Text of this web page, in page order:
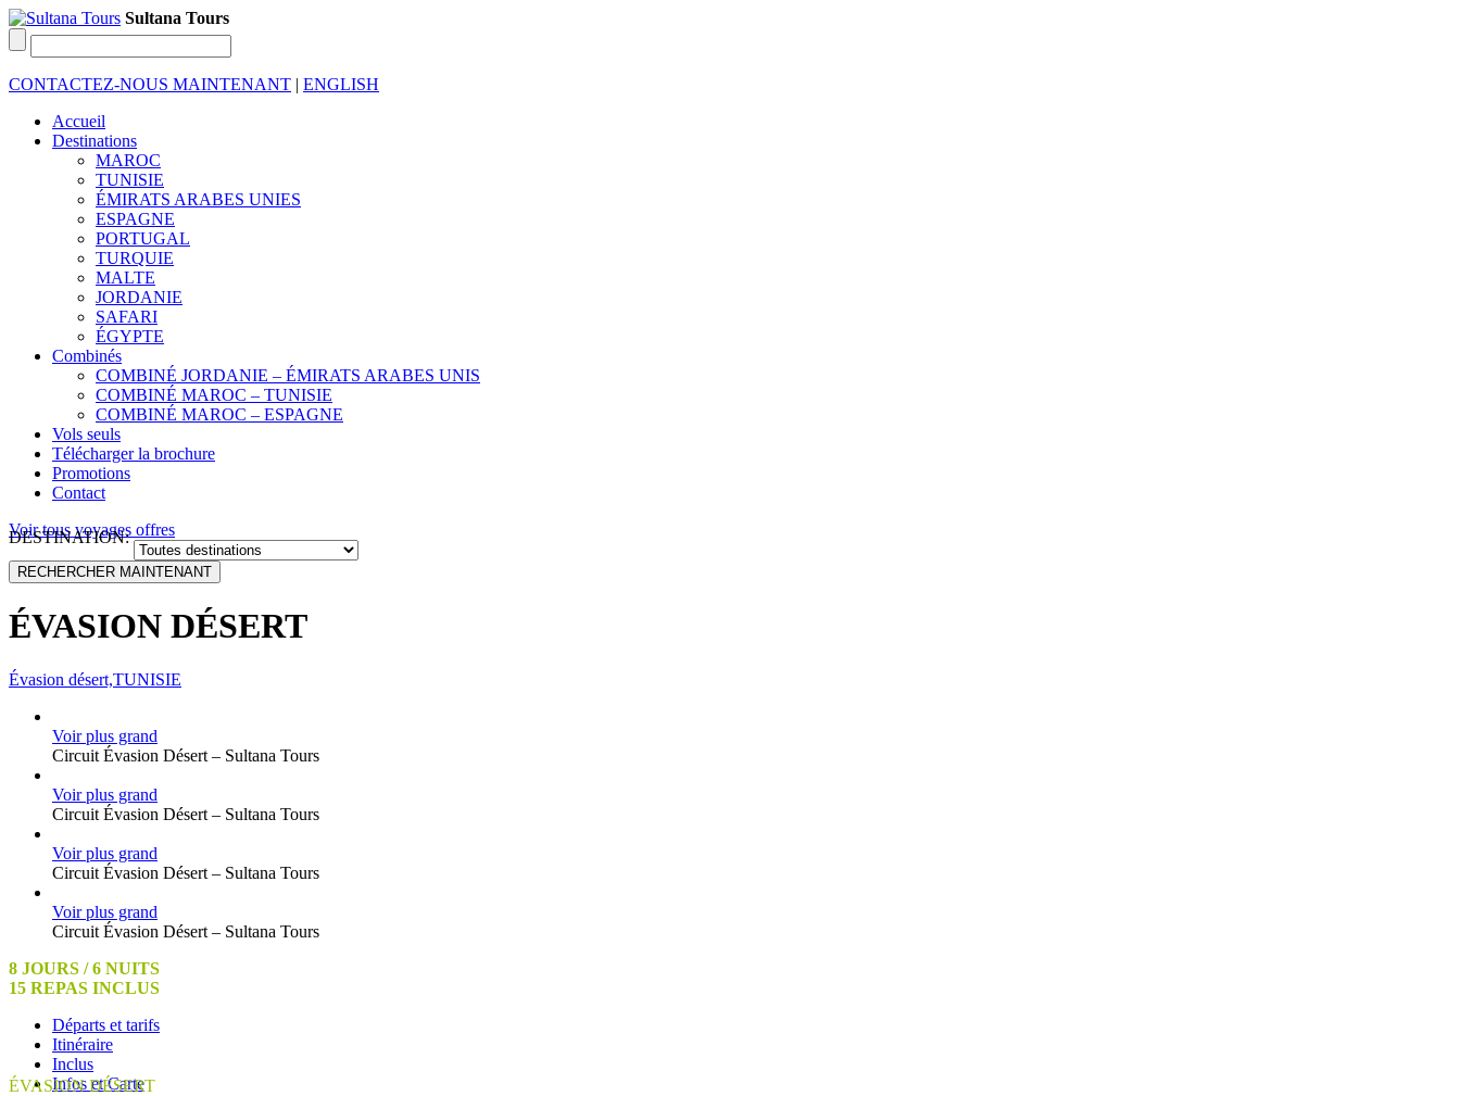
Sultana Tours
CONTACTEZ-NOUS MAINTENANT | ENGLISH
Accueil
Destinations
MAROC
TUNISIE
ÉMIRATS ARABES UNIES
ESPAGNE
PORTUGAL
TURQUIE
MALTE
JORDANIE
SAFARI
ÉGYPTE
Combinés
COMBINÉ JORDANIE – ÉMIRATS ARABES UNIS
COMBINÉ MAROC – TUNISIE
COMBINÉ MAROC – ESPAGNE
Vols seuls
Télécharger la brochure
Promotions
Contact
Voir tous voyages offres
DESTINATION:
ÉVASION DÉSERT
Évasion désert,TUNISIE
Voir plus grand
Circuit Évasion Désert – Sultana Tours
Voir plus grand
Circuit Évasion Désert – Sultana Tours
Voir plus grand
Circuit Évasion Désert – Sultana Tours
Voir plus grand
Circuit Évasion Désert – Sultana Tours
8 JOURS / 6 NUITS
15 REPAS INCLUS
Départs et tarifs
Itinéraire
Inclus
Infos et Carte
ÉVASION DÉSERT